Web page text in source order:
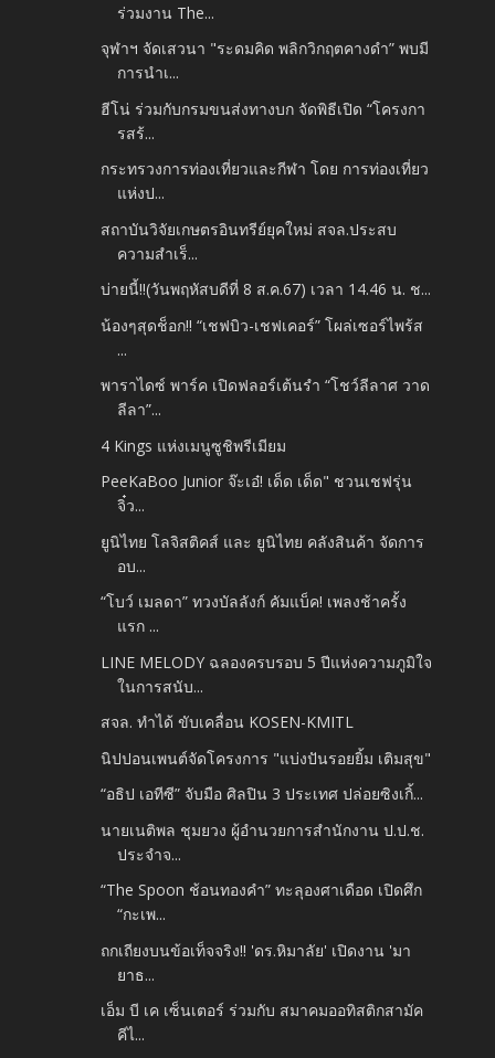
ร่วมงาน The...
จุฬาฯ จัดเสวนา "ระดมคิด พลิกวิกฤตคางดำ” พบมี
การนำเ...
ฮีโน่ ร่วมกับกรมขนส่งทางบก จัดพิธีเปิด “โครงกา
รสร้...
กระทรวงการท่องเที่ยวและกีฬา โดย การท่องเที่ยว
แห่งป...
สถาบันวิจัยเกษตรอินทรีย์ยุคใหม่ สจล.ประสบ
ความสำเร็...
บ่ายนี้‼️(วันพฤหัสบดีที่ 8 ส.ค.67) เวลา 14.46 น. ช...
น้องๆสุดช็อก!! “เชฟบิว-เชฟเคอร์” โผล่เซอร์ไพร้ส
...
พาราไดซ์ พาร์ค เปิดฟลอร์เต้นรำ “โชว์ลีลาศ วาด
ลีลา”...
4 Kings แห่งเมนูซูชิพรีเมียม
PeeKaBoo Junior จ๊ะเอ๋! เด็ด เด็ด" ชวนเชฟรุ่น
จิ๋ว...
ยูนิไทย โลจิสติคส์ และ ยูนิไทย คลังสินค้า จัดการ
อบ...
“โบว์ เมลดา” ทวงบัลลังก์ คัมแบ็ค! เพลงช้าครั้ง
แรก ...
LINE MELODY ฉลองครบรอบ 5 ปีแห่งความภูมิใจ
ในการสนับ...
สจล. ทำได้ ขับเคลื่อน KOSEN-KMITL
นิปปอนเพนต์จัดโครงการ "แบ่งปันรอยยิ้ม เติมสุข"
“อธิป เอทีซี” จับมือ ศิลปิน 3 ประเทศ ปล่อยซิงเกิ้...
นายเนติพล ชุมยวง ผู้อำนวยการสำนักงาน ป.ป.ช.
ประจำจ...
“The Spoon ช้อนทองคำ” ทะลุองศาเดือด เปิดศึก
“กะเพ...
ถกเถียงบนข้อเท็จจริง!! 'ดร.หิมาลัย' เปิดงาน 'มา
ยาธ...
เอ็ม บี เค เซ็นเตอร์ ร่วมกับ สมาคมออทิสติกสามัค
คีไ...